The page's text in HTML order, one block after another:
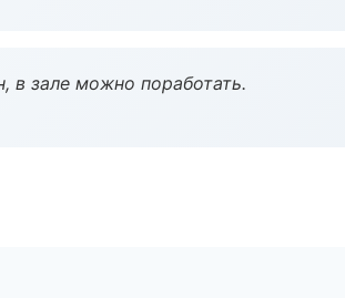
в зале можно поработать.